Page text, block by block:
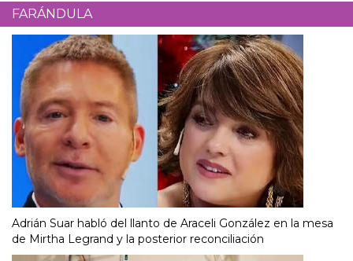
FARÁNDULA
Adrián Suar habló del llanto de Araceli González en la mesa
de Mirtha Legrand y la posterior reconciliación